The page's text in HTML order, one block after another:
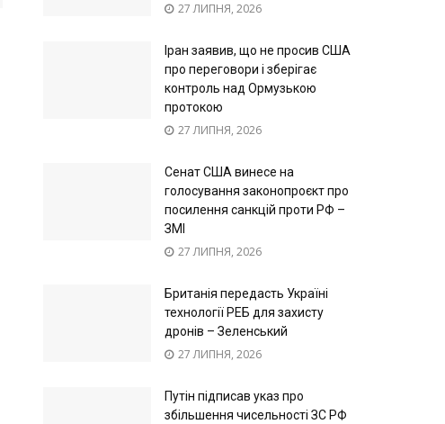
27 ЛИПНЯ, 2026
Іран заявив, що не просив США
про переговори і зберігає
контроль над Ормузькою
протокою
27 ЛИПНЯ, 2026
Сенат США винесе на
голосування законопроєкт про
посилення санкцій проти РФ –
ЗМІ
27 ЛИПНЯ, 2026
Британія передасть Україні
технології РЕБ для захисту
дронів – Зеленський
27 ЛИПНЯ, 2026
Путін підписав указ про
збільшення чисельності ЗС РФ